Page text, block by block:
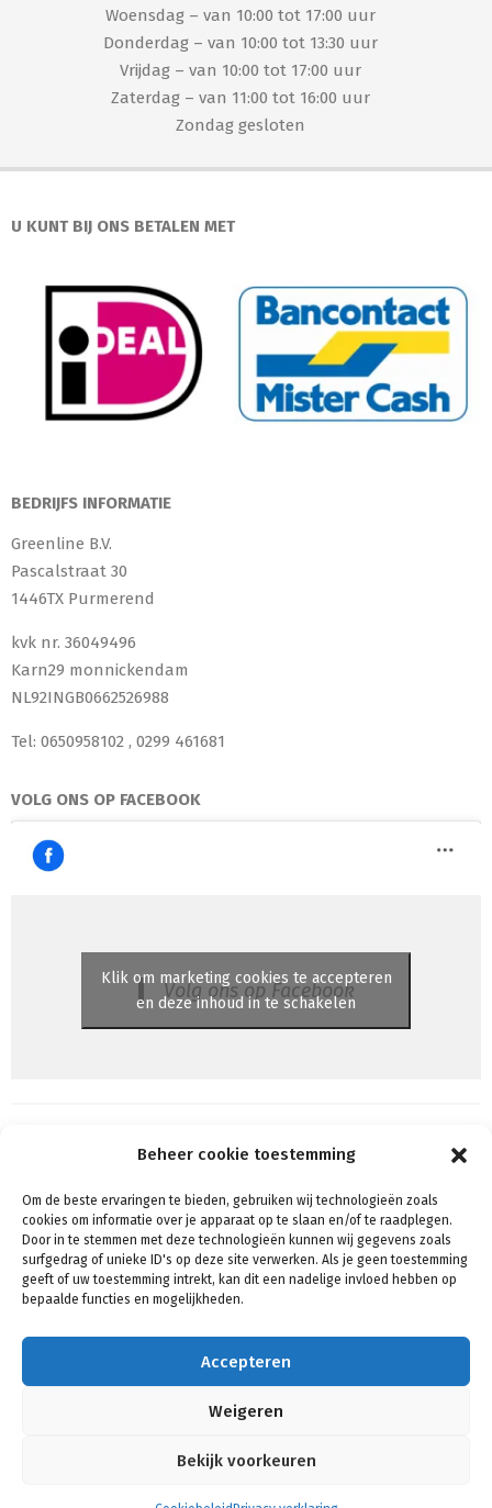
Beheer cookie toestemming
Om de beste ervaringen te bieden, gebruiken wij technologieën zoals
cookies om informatie over je apparaat op te slaan en/of te raadplegen.
Door in te stemmen met deze technologieën kunnen wij gegevens zoals
surfgedrag of unieke ID's op deze site verwerken. Als je geen toestemming
geeft of uw toestemming intrekt, kan dit een nadelige invloed hebben op
bepaalde functies en mogelijkheden.
Accepteren
Weigeren
Bekijk voorkeuren
Woensdag – van 10:00 tot 17:00 uur
Donderdag – van 10:00 tot 13:30 uur
Vrijdag – van 10:00 tot 17:00 uur
Zaterdag – van 11:00 tot 16:00 uur
Zondag gesloten
U KUNT BIJ ONS BETALEN MET
BEDRIJFS INFORMATIE
Greenline B.V.
Pascalstraat 30
1446TX Purmerend
kvk nr. 36049496
Karn29 monnickendam
NL92INGB0662526988
Tel: 0650958102 , 0299 461681
VOLG ONS OP FACEBOOK
Volg ons op Facebook
Klik om marketing cookies te accepteren
en deze inhoud in te schakelen
Algemene voorwaarden
Voorwaarden & condities
Cookiebeleid (EU)
Privacy
Mijn account